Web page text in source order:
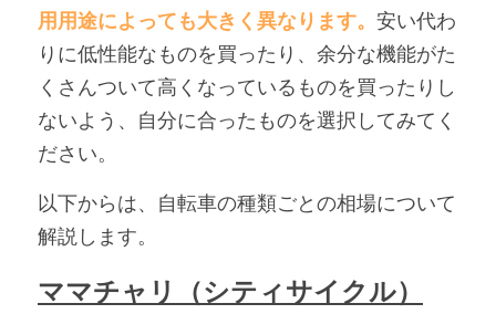
用用途によっても大きく異なります。 安い代わ
りに低性能なものを買ったり、余分な機能がた
くさんついて高くなっているものを買ったりし
ないよう、自分に合ったものを選択してみてく
ださい。
以下からは、自転車の種類ごとの相場について
解説します。
ママチャリ（シティサイクル）